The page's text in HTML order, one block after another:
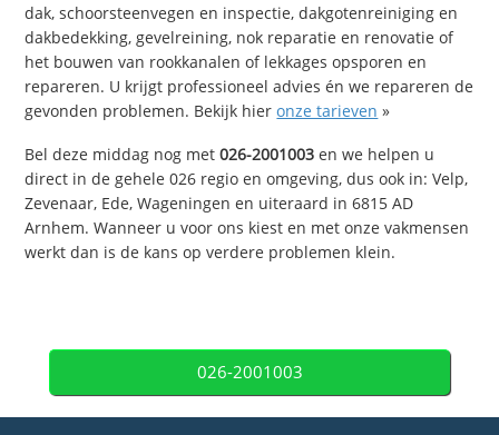
dak, schoorsteenvegen en inspectie, dakgotenreiniging en
dakbedekking, gevelreining, nok reparatie en renovatie of
het bouwen van rookkanalen of lekkages opsporen en
repareren. U krijgt professioneel advies én we repareren de
gevonden problemen. Bekijk hieronze tarieven »
Bel deze middag nog met026-2001003 en we helpen u
direct in de gehele 026 regio en omgeving, dus ook in: Velp,
Zevenaar, Ede, Wageningen en uiteraard in 6815 AD
Arnhem. Wanneer u voor ons kiest en met onze vakmensen
werkt dan is de kans op verdere problemen klein.
026-2001003